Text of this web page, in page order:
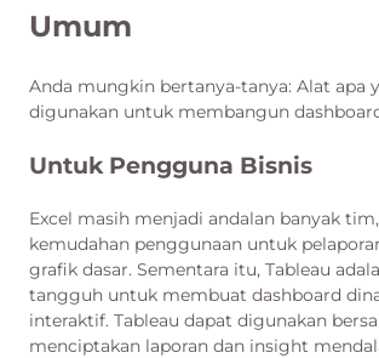
Umum
Anda mungkin bertanya-tanya: Alat apa
digunakan untuk membangun
Untuk Pengguna Bisnis
Excel masih menjadi andalan banyak
kemudahan penggunaan untuk
grafik dasar. Sementara itu, Tableau
tangguh untuk membuat dashboard
interaktif. Tableau dapat digunakan
menciptakan laporan dan insight